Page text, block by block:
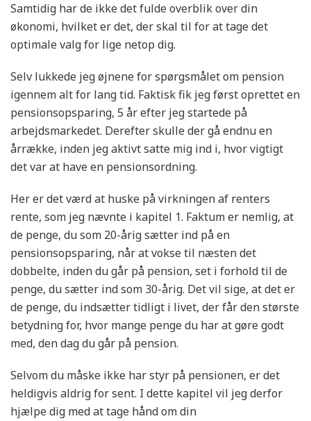
Samtidig har de ikke det fulde overblik over din
økonomi, hvilket er det, der skal til for at tage det
optimale valg for lige netop dig.
Selv lukkede jeg øjnene for spørgsmålet om pension
igennem alt for lang tid. Faktisk fik jeg først oprettet en
pensionsopsparing, 5 år efter jeg startede på
arbejdsmarkedet. Derefter skulle der gå endnu en
årrække, inden jeg aktivt satte mig ind i, hvor vigtigt
det var at have en pensionsordning.
Her er det værd at huske på virkningen af renters
rente, som jeg nævnte i kapitel 1. Faktum er nemlig, at
de penge, du som 20-årig sætter ind på en
pensionsopsparing, når at vokse til næsten det
dobbelte, inden du går på pension, set i forhold til de
penge, du sætter ind som 30-årig. Det vil sige, at det er
de penge, du indsætter tidligt i livet, der får den største
betydning for, hvor mange penge du har at gøre godt
med, den dag du går på pension.
Selvom du måske ikke har styr på pensionen, er det
heldigvis aldrig for sent. I dette kapitel vil jeg derfor
hjælpe dig med at tage hånd om din